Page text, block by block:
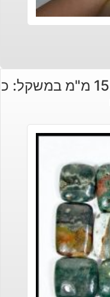
ג'ספר גווני ירוק מידה: 15-24 מ"מ במשקל: כ